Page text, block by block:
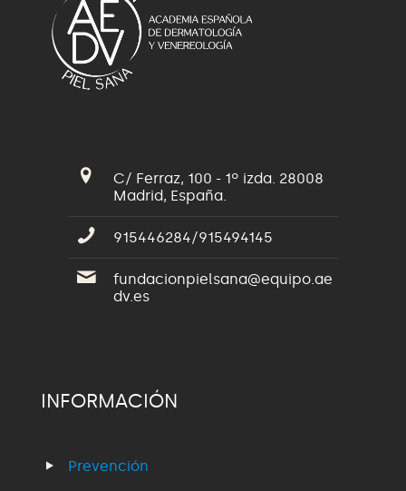
C/ Ferraz, 100 - 1º izda. 28008
Madrid, España.
915446284/915494145
fundacionpielsana@equipo.ae
dv.es
INFORMACIÓN
Prevención